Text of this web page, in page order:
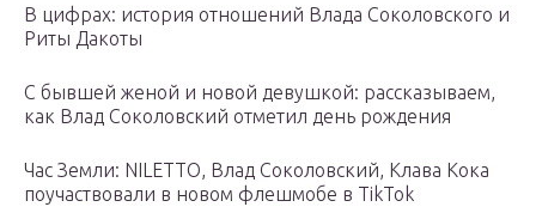
В цифрах: история отношений Влада Соколовского и
Риты Дакоты
С бывшей женой и новой девушкой: рассказываем,
как Влад Соколовский отметил день рождения
Час Земли: NILETTO, Влад Соколовский, Клава Кока
поучаствовали в новом флешмобе в TikTok